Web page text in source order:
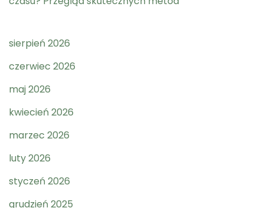
sierpień 2026
czerwiec 2026
maj 2026
kwiecień 2026
marzec 2026
luty 2026
styczeń 2026
grudzień 2025